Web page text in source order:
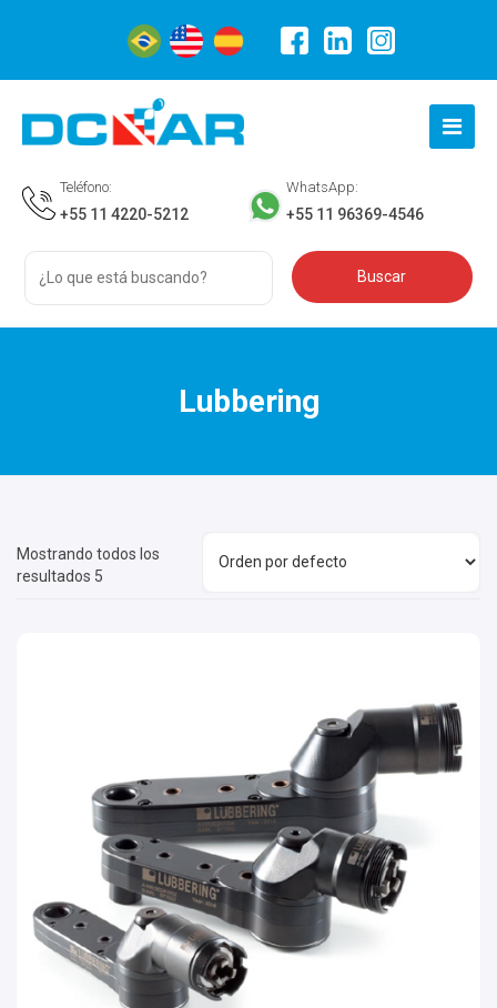
Teléfono:
+55 11 4220-5212
WhatsApp:
+55 11 96369-4546
Lubbering
Mostrando todos los
resultados 5